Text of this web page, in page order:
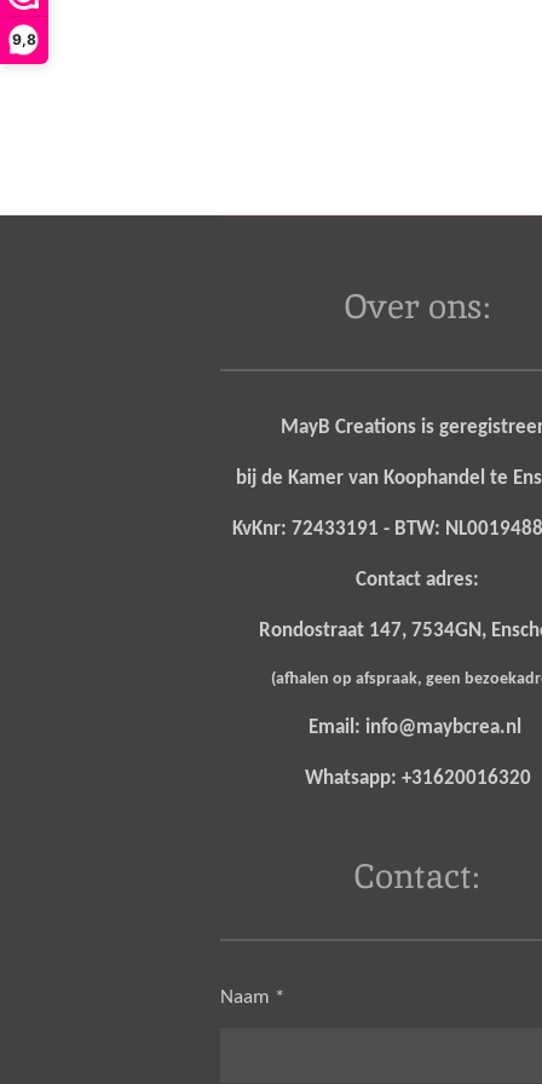
9,8
Over ons:
MayB Creations is
bij de Kamer van Koophandel te
KvKnr: 72433191 - BTW:
Contact adres:
Rondostraat 147, 7534GN,
(afhalen op afspraak, geen
Email: info@maybcrea.nl
Whatsapp: +31620016320
Contact:
Naam *